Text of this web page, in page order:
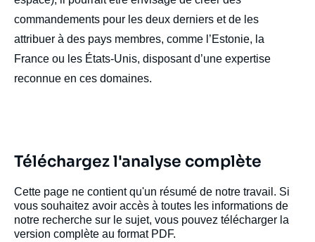
commandements pour les deux derniers et de les
attribuer à des pays membres, comme l’Estonie, la
France ou les États-Unis, disposant d’une expertise
reconnue en ces domaines.
Téléchargez l'analyse complète
Cette page ne contient qu'un résumé de notre travail. Si
vous souhaitez avoir accès à toutes les informations de
notre recherche sur le sujet, vous pouvez télécharger la
version complète au format PDF.